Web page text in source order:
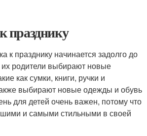
празднику
к празднику начинается задолго до
родители выбирают новые
как сумки, книги, ручки и
выбирают новые одежды и обувь
для детей очень важен, потому что
и самыми стильными в своей